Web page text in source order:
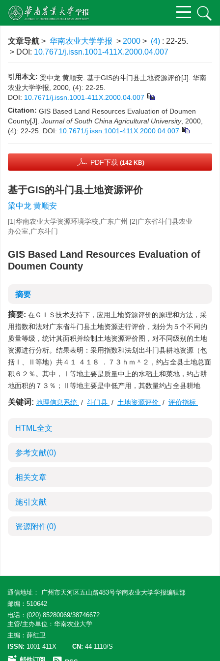
文章导航 > 华南农业大学学报 > 2000 > (4) : 22-25.
> DOI: 10.7671/j.issn.1001-411X.2000.04.007
引用本文: 梁中龙 黄顺安. 基于GIS的斗门县土地资源评价[J]. 华南
农业大学学报, 2000, (4): 22-25.
DOI: 10.7671/j.issn.1001-411X.2000.04.007
Citation: GIS Based Land Resources Evaluation of Doumen
County[J]. Journal of South China Agricultural University, 2000,
(4): 22-25. DOI: 10.7671/j.issn.1001-411X.2000.04.007
PDF下载 (142 KB)
基于GIS的斗门县土地资源评价
梁中龙 黄顺安
[1]华南农业大学资源环境学校,广东广州 [2]广东省斗门县农业
办公室,广东斗门
GIS Based Land Resources Evaluation of
Doumen County
摘要
摘要: 在ＧＩＳ技术支持下，应用土地资源评价的原理和方法，采
用指数和法对广东省斗门县土地资源进行评价，划分为５个不同的
质量等级，统计其面积并绘制土地资源评价图，对不同级别的土地
资源进行分析。结果表明：采用指数和法划出斗门县耕地资源（包
括Ⅰ、Ⅱ等地）共４１ ４１８ ．７３ｈｍ＾２，约占全县土地总面
积６２％。其中，Ⅰ等地主要是质量中上的水稻土和菜地，约占耕
地面积的７３％；Ⅱ等地主要是中低产用，其数量约占全县耕地
关键词: 地理信息系统 / 斗门县 / 土地资源评价 / 评价指标
HTML全文
参考文献(0)
相关文章
施引文献
资源附件(0)
通信地址： 广州市天河区五山路483号华南农业大学学报编辑部
邮编：510642
电话：(020) 85280069/38746672
主管/主办单位：华南农业大学
主编：薛红卫
ISSN: 1001-411X CN: 44-1110/S